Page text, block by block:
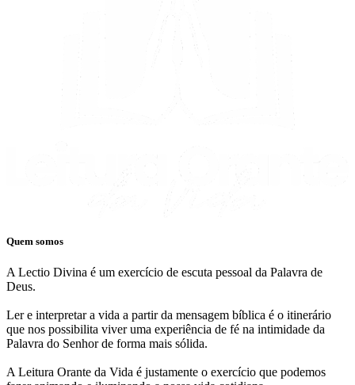
Quem somos
A Lectio Divina é um exercício de escuta pessoal da Palavra de
Deus.
Ler e interpretar a vida a partir da mensagem bíblica é o itinerário
que nos possibilita viver uma experiência de fé na intimidade da
Palavra do Senhor de forma mais sólida.
A Leitura Orante da Vida é justamente o exercício que podemos